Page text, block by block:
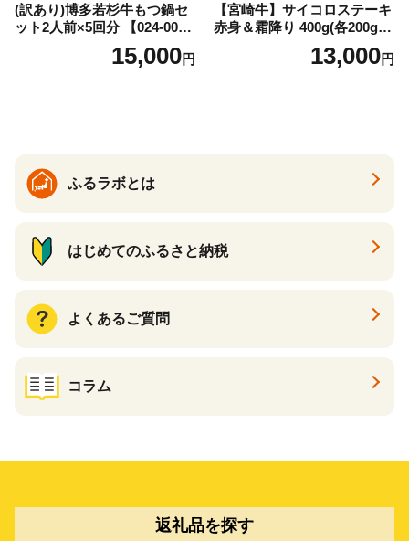
(訳あり)博多若杉牛もつ鍋セ
ット2人前×5回分 【024-002
15,000円
【宮崎牛】サイコロステーキ
赤身＆霜降り 400g(各200g×
１P 計2P) 真空パック 冷凍
13,000円
ふるラボとは
はじめてのふるさと納税
よくあるご質問
コラム
返礼品を探す